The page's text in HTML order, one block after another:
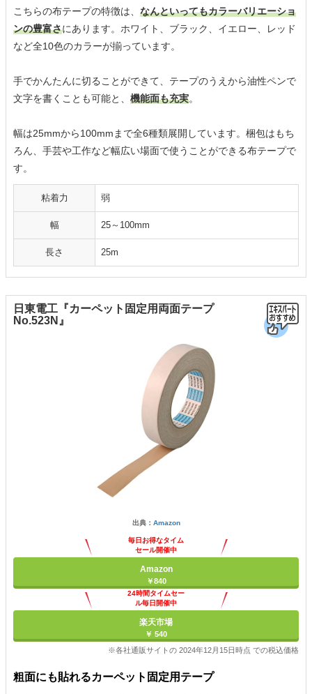
こちらの布テープの特徴は、 なんといってもカラーバリエーショ
ンの豊富さにあります。ホワイト、ブラック、イエロー、レッド
など全10色のカラーが揃っています。
手でかんたんに切ることができて、テープのうえから油性ペンで
文字を書くことも可能と、 機能面も充実。
幅は25mmから100mmまで全6種類展開しています。梱包はもち
ろん、手芸や工作など幅広い場面で使うことができる布テープで
す。
粘着力 弱
幅 25～100mm
長さ 25m
日東電工『カーペット固定用両面テープ
No.523N』
出典： Amazon
毎日お得なタイム
セール開催中
Amazon
￥840
24時間タイムセー
ル毎日開催中
楽天市場
￥ 540
※各社通販サイトの 2024年12月15日時点 での税込価格
粗面にも貼れるカーペット固定用テープ